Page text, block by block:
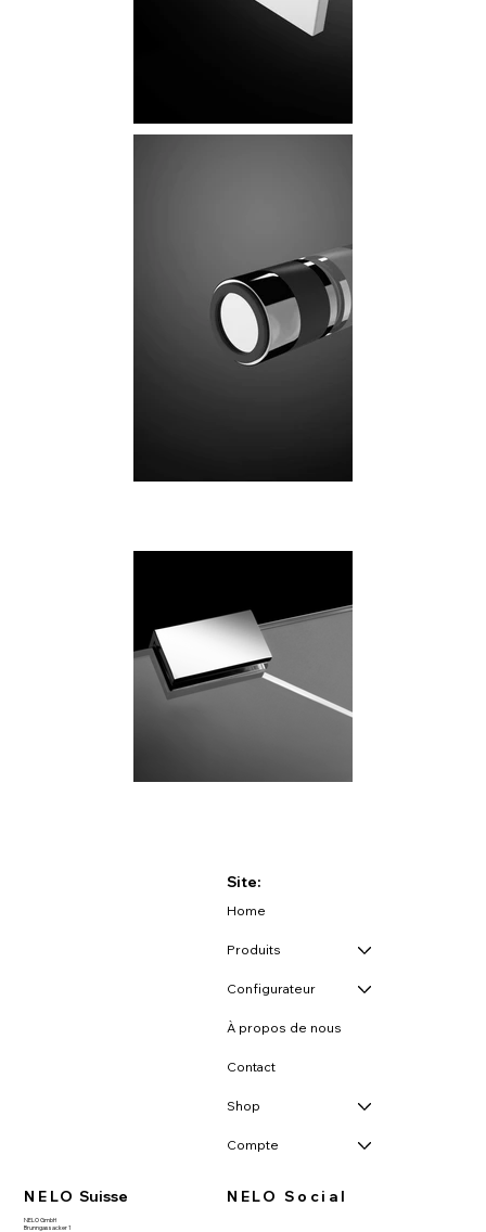
Site:
Home
Produits
Configurateur
À propos de nous
Contact
Shop
Compte
NELO Suisse
NELO GmbH
Brunngassacker 1
NELO Social